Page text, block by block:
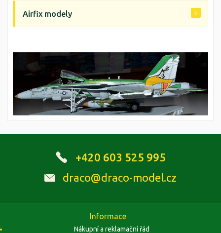
Airfix modely
+420 603 525 995
draco@draco-model.cz
Informace
Nákupní a reklamační řád